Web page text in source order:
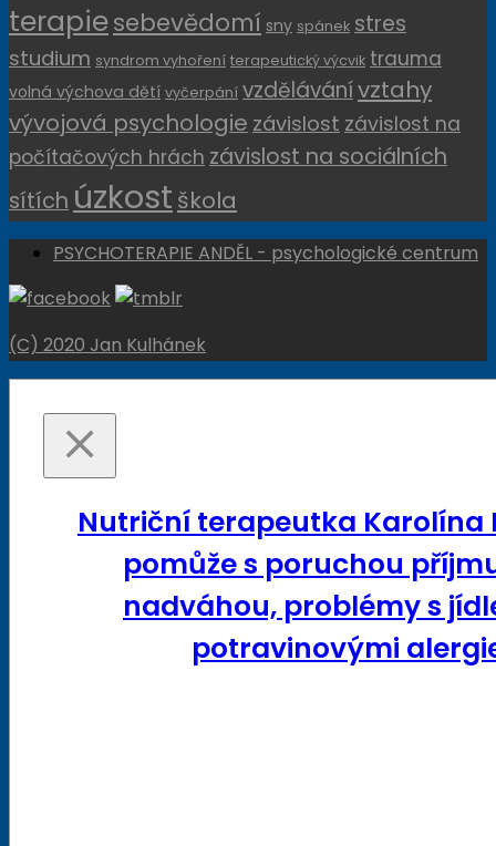
terapiesebevědomí sny spánek stres
studium syndrom vyhoření terapeutický výcvik trauma
volná výchova dětí vyčerpání vzdělávánívztahy
vývojová psychologie závislost závislost na
počítačových hrách závislost na sociálních
sítích úzkost škola
PSYCHOTERAPIE ANDĚL - psychologické centrum
(C) 2020 Jan Kulhánek
Nutriční terapeutka Karolína
pomůže s poruchou
nadváhou, problémy s
potravinovými